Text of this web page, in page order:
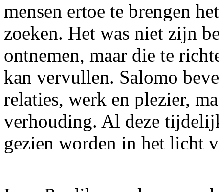
mensen ertoe te brengen
zoeken. Het was niet zijn
ontnemen, maar die te
kan vervullen. Salomo
relaties, werk en plezier,
verhouding. Al deze
gezien worden in het licht